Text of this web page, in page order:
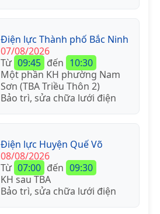
Điện lực Thành phố Bắc Ninh
07/08/2026
Từ 09:45 đến 10:30
Một phần KH phường Nam
Sơn (TBA Triều Thôn 2)
Bảo trì, sửa chữa lưới điện
Điện lực Huyện Quế Võ
08/08/2026
Từ 07:00 đến 09:30
KH sau TBA
Bảo trì, sửa chữa lưới điện